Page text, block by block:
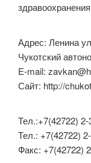
Адрес: Ленина
Чукотский
E-mail:
Сайт: http://
Тел.:+7(42722)
Тел.: +7(42722)
Факс: +7(42722)